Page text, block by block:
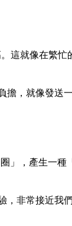
這就像在繁忙
，就像發送
」，產生一種
非常接近我們